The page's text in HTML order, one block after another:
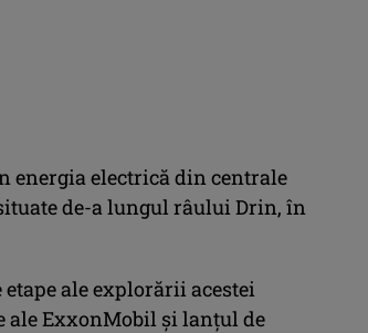
energia electrică din centrale
de-a lungul râului Drin, în
ale explorării acestei
ale ExxonMobil și lanțul de